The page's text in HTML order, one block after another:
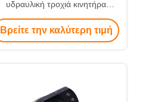
υδραυλική τροχιά κινητήρα
χυτοσίδηρο υλικό υψηλής
αντοχής εξασφαλίζει μακροζωία
Βρείτε την καλύτερη τιμή